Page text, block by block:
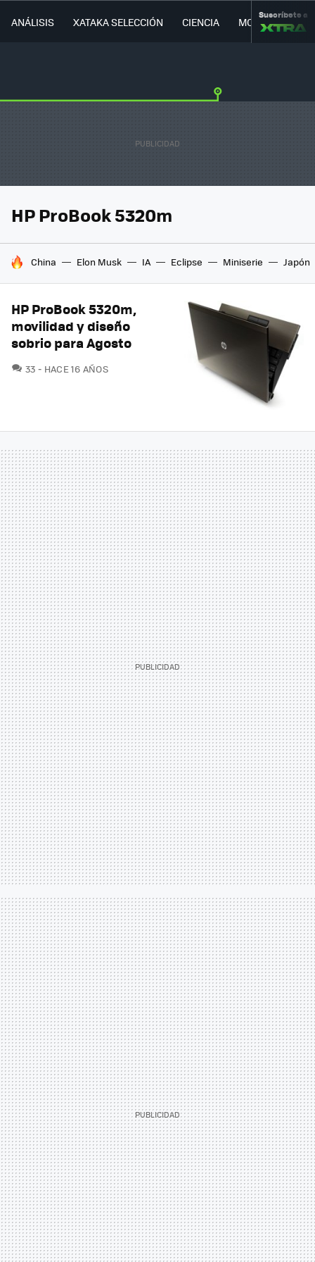
ANÁLISIS XATAKA SELECCIÓN CIENCIA MOVILIDAD
Suscríbete a
HP ProBook 5320m
HOY SE HABLA DE
China Elon Musk IA Eclipse Miniserie Japón
HP ProBook 5320m,
movilidad y diseño
sobrio para Agosto
33 COMENTARIOS
HACE 16 AÑOS